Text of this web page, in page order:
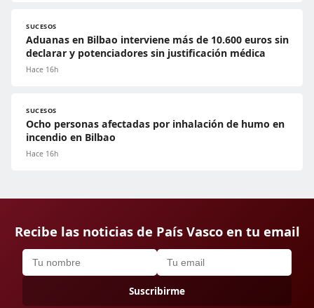
SUCESOS
Aduanas en Bilbao interviene más de 10.600 euros sin
declarar y potenciadores sin justificación médica
Hace 16h
SUCESOS
Ocho personas afectadas por inhalación de humo en
incendio en Bilbao
Hace 16h
Recibe las noticias de País Vasco en tu email
Suscribirme